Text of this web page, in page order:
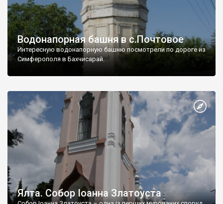
Водонапорная башня в с.Почтовое
Интересную водонапорную башню посмотрели по дороге из
Симферополя в Бахчисарай.
Ялта. Собор Іоанна Златоуста